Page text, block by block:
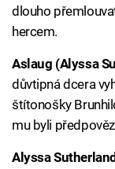
dlouho
hercem.
Aslaug (Alyssa
důvtipná dcera
štítonošky
mu byli
Alyssa Sutherland